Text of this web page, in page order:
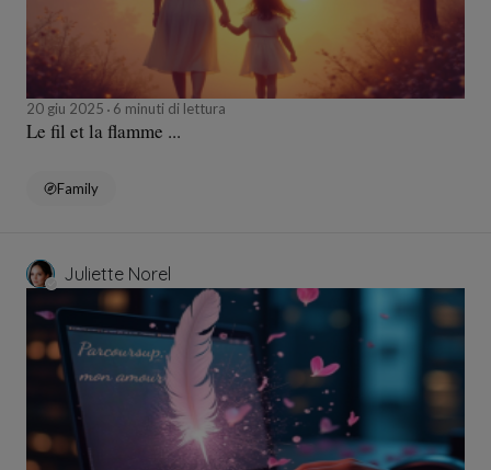
20 giu 2025 6 minuti di lettura
Le fil et la flamme ...
Family
Juliette Norel